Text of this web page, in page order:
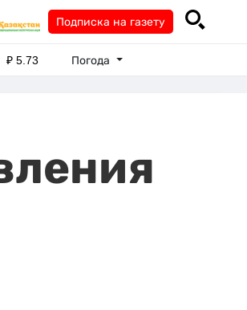
Подписка на газету
₽5.73 Погода